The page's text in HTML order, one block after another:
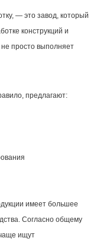
— это завод, который
конструкций и
просто выполняет
предлагают:
имеет большее
Согласно общему
ищут